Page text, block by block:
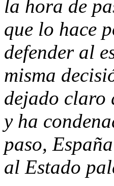
la hora de
que lo hace
defender al
misma
dejado claro
y ha
paso,
al Estado